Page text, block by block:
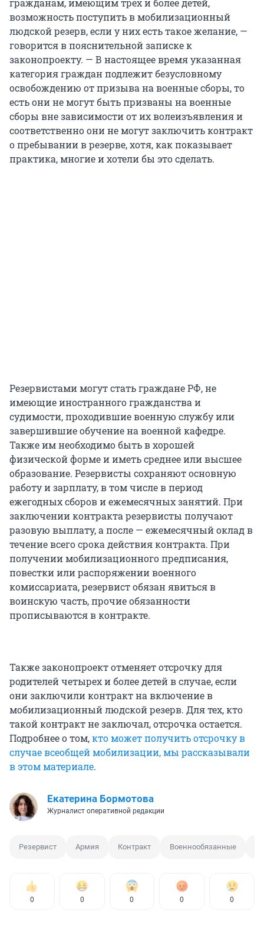
гражданам, имеющим трех и более детей,
возможность поступить в мобилизационный
людской резерв, если у них есть такое желание, —
говорится в пояснительной записке к
законопроекту. — В настоящее время указанная
категория граждан подлежит безусловному
освобождению от призыва на военные сборы, то
есть они не могут быть призваны на военные
сборы вне зависимости от их волеизъявления и
соответственно они не могут заключить контракт
о пребывании в резерве, хотя, как показывает
практика, многие и хотели бы это сделать.
Резервистами могут стать граждане РФ, не
имеющие иностранного гражданства и
судимости, проходившие военную службу или
завершившие обучение на военной кафедре.
Также им необходимо быть в хорошей
физической форме и иметь среднее или высшее
образование. Резервисты сохраняют основную
работу и зарплату, в том числе в период
ежегодных сборов и ежемесячных занятий. При
заключении контракта резервисты получают
разовую выплату, а после — ежемесячный оклад в
течение всего срока действия контракта. При
получении мобилизационного предписания,
повестки или распоряжении военного
комиссариата, резервист обязан явиться в
воинскую часть, прочие обязанности
прописываются в контракте.
Также законопроект отменяет отсрочку для
родителей четырех и более детей в случае, если
они заключили контракт на включение в
мобилизационный людской резерв. Для тех, кто
такой контракт не заключал, отсрочка остается.
Подробнее о том,кто может получить отсрочку в
случае всеобщей мобилизации, мы рассказывали
в этом материале.
Екатерина Бормотова
Журналист оперативной редакции
Резервист Армия Контракт Военнообязанные
0 0 0 0 0